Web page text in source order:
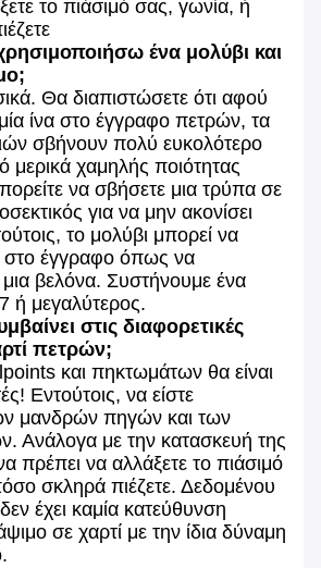
το πιάσιμό σας, γωνία, ή
ένα μολύβι και
Θα διαπιστώσετε ότι αφού
ίνα στο έγγραφο πετρών, τα
σβήνουν πολύ ευκολότερο
μερικά χαμηλής ποιότητας
να σβήσετε μια τρύπα σε
για να μην ακονίσει
το μολύβι μπορεί να
στο έγγραφο όπως να
μια βελόνα. Συστήνουμε ένα
μεγαλύτερος.
στις διαφορετικές
πετρών;
και πηκτωμάτων θα είναι
Εντούτοις, να είστε
μανδρών πηγών και των
Ανάλογα με την κατασκευή της
πρέπει να αλλάξετε το πιάσιμό
σκληρά πιέζετε. Δεδομένου
έχει καμία κατεύθυνση
σε χαρτί με την ίδια δύναμη